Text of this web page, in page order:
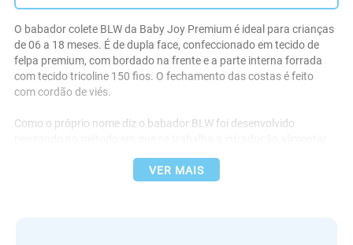
O babador colete BLW da Baby Joy Premium é ideal para crianças
de 06 a 18 meses. É de dupla face, confeccionado em tecido de
felpa premium, com bordado na frente e a parte interna forrada
com tecido tricoline 150 fios. O fechamento das costas é feito
com cordão de viés.
Como o próprio nome diz o babador BLW foi desenvolvido
cortados e bem cozidos, estimulando assim que o próprio bebê
VER MAIS